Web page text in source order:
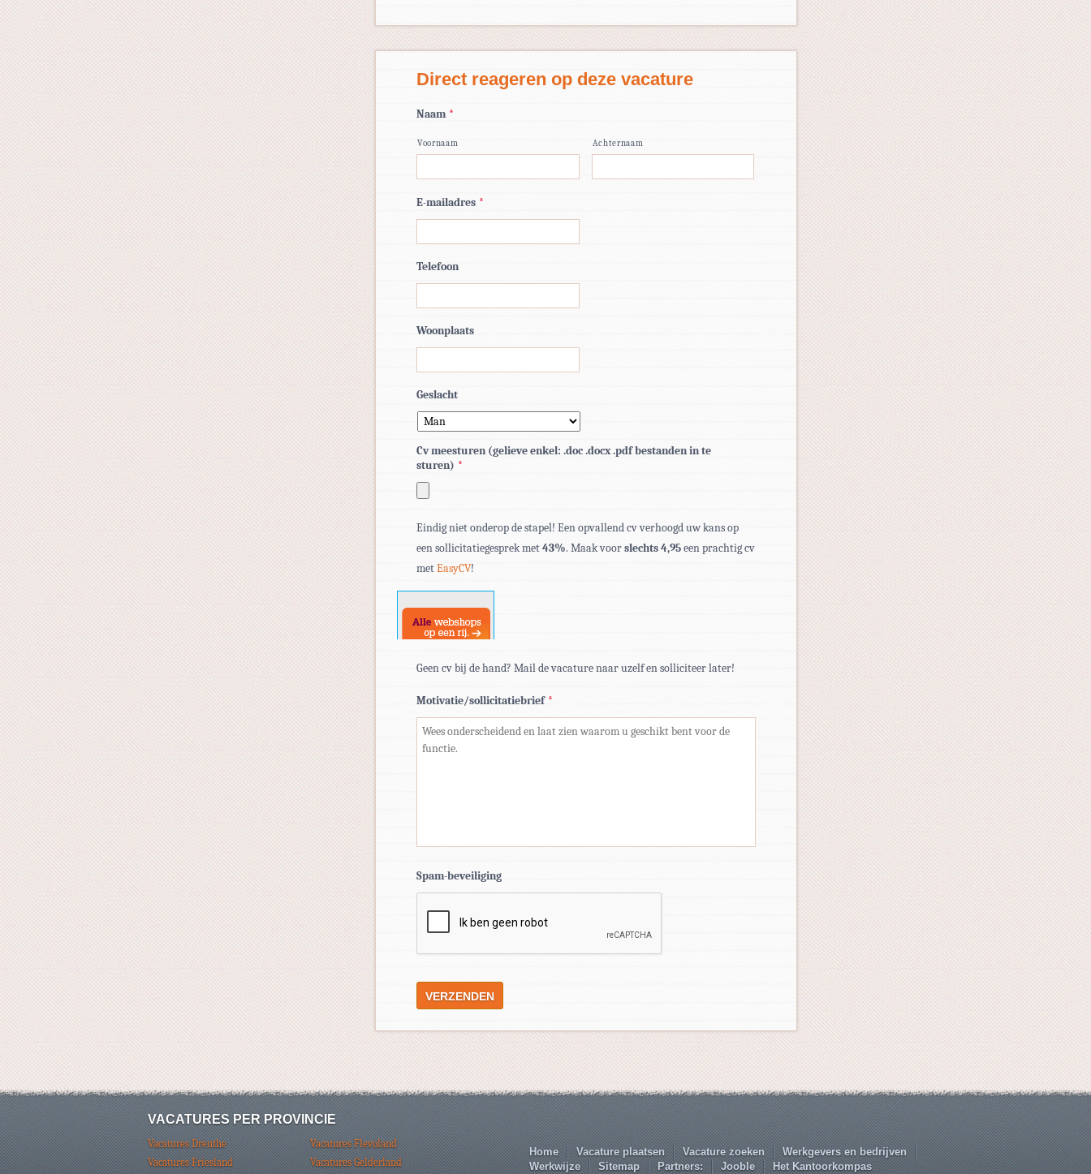
Direct reageren op deze vacature
Naam *
Voornaam Achternaam
E-mailadres *
Telefoon
Woonplaats
Geslacht
Cv meesturen (gelieve enkel: .doc .docx .pdf bestanden in te
sturen) *
pdf,
doc,
Eindig niet onderop de stapel! Een opvallend cv verhoogd uw kans op
een sollicitatiegesprek met43%. Maak voorslechts 4,95een prachtig cv
metEasyCV!
Geen cv bij de hand? Mail de vacature naar uzelf en solliciteer later!
Motivatie/sollicitatiebrief *
Spam-beveiliging
VACATURES PER PROVINCIE
Vacatures Drenthe
Vacatures Flevoland
Vacatures Friesland
Vacatures Gelderland
Home Vacature plaatsen Vacature zoeken
Werkgevers en bedrijven
Werkwijze
Sitemap Partners: Jooble Het Kantoorkompas